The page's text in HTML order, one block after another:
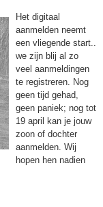
Het digitaal
aanmelden neemt
een vliegende start..
we zijn blij al zo
veel aanmeldingen
te registreren. Nog
geen tijd gehad,
geen paniek; nog tot
19 april kan je jouw
zoon of dochter
aanmelden. Wij
hopen hen nadien